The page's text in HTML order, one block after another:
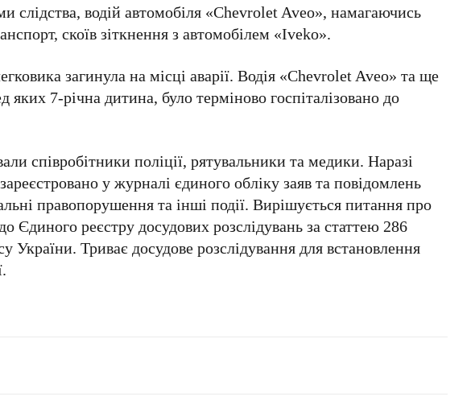
слідства, водій автомобіля «Chevrolet Aveo», намагаючись
скоїв зіткнення з автомобілем «Iveko».
загинула на місці аварії. Водія «Chevrolet Aveo» та ще
яких 7-річна дитина, було терміново госпіталізовано до
співробітники поліції, рятувальники та медики. Наразі
у журналі єдиного обліку заяв та повідомлень
правопорушення та інші події. Вирішується питання про
Єдиного реєстру досудових розслідувань за статтею 286
України. Триває досудове розслідування для встановлення